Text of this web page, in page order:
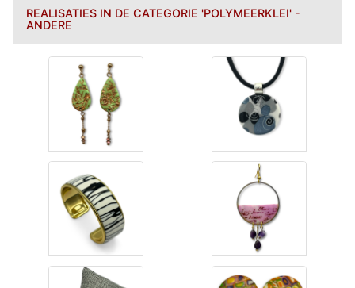
REALISATIES IN DE CATEGORIE 'POLYMEERKLEI' -
ANDERE